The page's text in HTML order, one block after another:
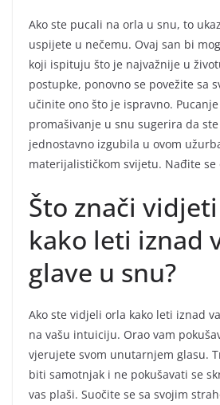
Ako ste pucali na orla u snu, to
uspijete u nečemu. Ovaj san bi
koji ispituju što je najvažnije u
postupke, ponovno se povežite sa
učinite ono što je ispravno.
promašivanje u snu sugerira da
jednostavno izgubila u ovom
materijalističkom svijetu. Nađite se
Što znači
kako leti iznad
glave u snu?
Ako ste vidjeli orla kako leti iznad
na vašu intuiciju. Orao vam
vjerujete svom unutarnjem glasu.
biti samotnjak i ne pokušavati se
vas plaši. Suočite se sa svojim